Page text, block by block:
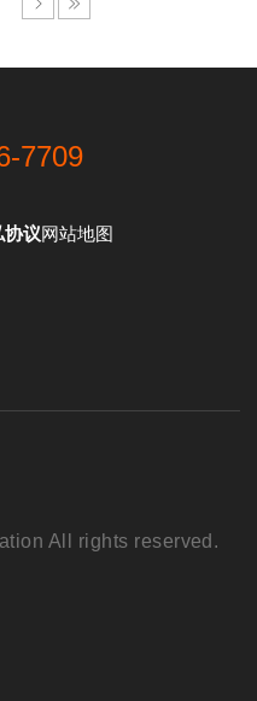
7709
协议网站地图
All rights reserved.